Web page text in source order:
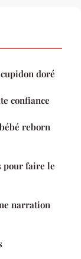
doré
confiance
reborn
pour faire le
narration